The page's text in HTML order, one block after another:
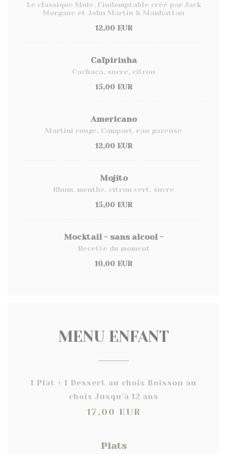
Le classique Mule, l’indomptable créé par Jack
Morgane et John Martin & Manhattan
12,00 EUR
Caïpirinha
Cachaça, sucre, citron
15,00 EUR
Americano
Martini rouge, Campari, eau gazeuse
12,00 EUR
Mojito
Rhum, menthe, citron vert, sucre
15,00 EUR
Mocktail - sans alcool -
Recette du moment
10,00 EUR
MENU ENFANT
1 Plat + 1 Dessert au choix Boisson au
choix Jusqu’à 12 ans
17,00 EUR
Plats